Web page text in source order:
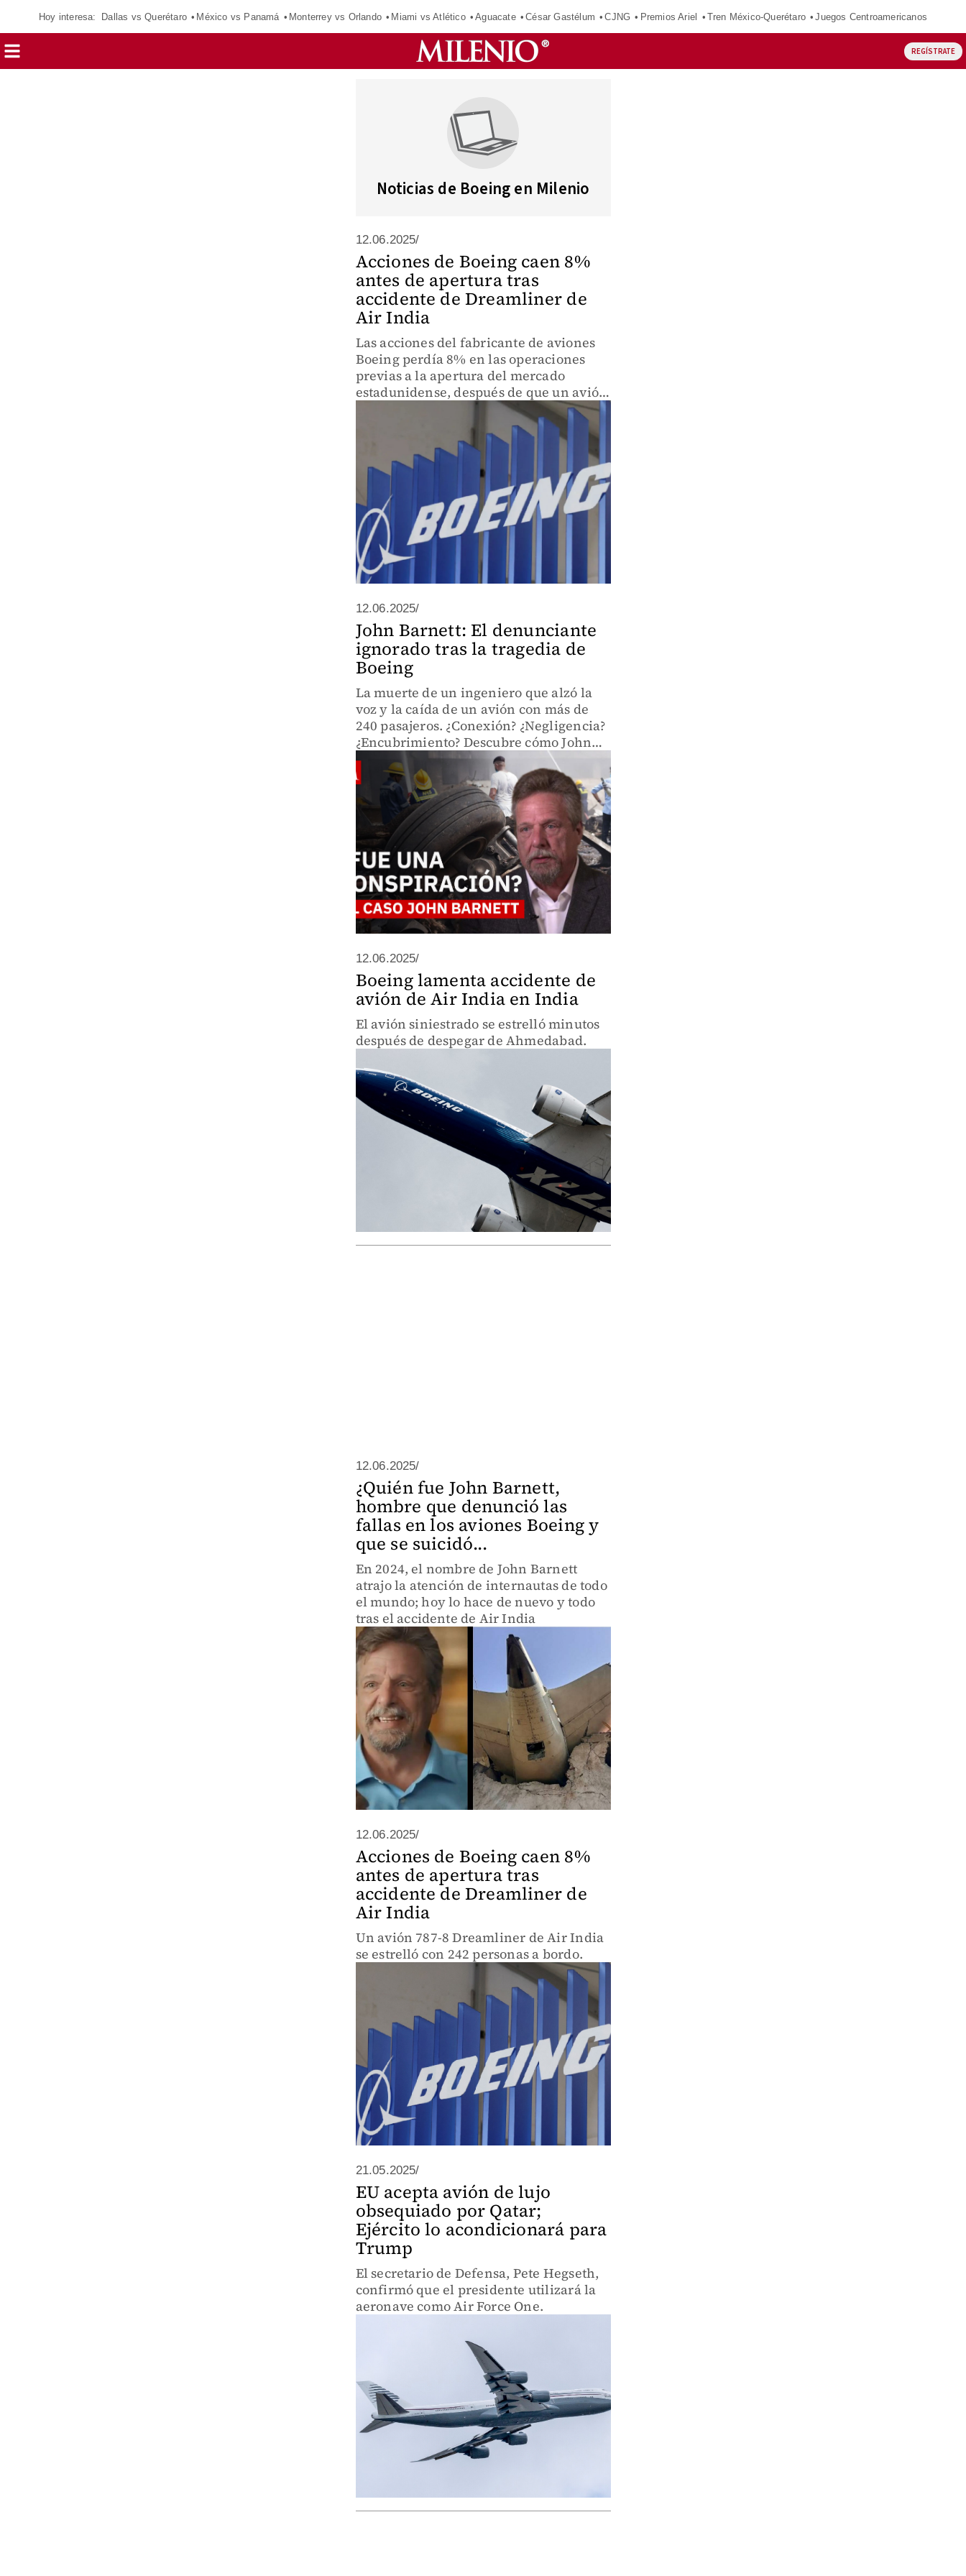
Hoy interesa: Dallas vs Querétaro México vs Panamá Monterrey vs Orlando Miami vs Atlético Aguacate César Gastélum CJNG Premios Ariel Tren México-Querétaro Juegos Centroamericanos
REGÍSTRATE
Noticias de Boeing en Milenio
12.06.2025/
Acciones de Boeing caen 8%
antes de apertura tras
accidente de Dreamliner de
Air India
Las acciones del fabricante de aviones
Boeing perdía 8% en las operaciones
previas a la apertura del mercado
estadunidense, después de que un avión
787-8 Dreamliner de Air India, minutos
después de despegar de la ciudad
occidental india de Ahmedabad.
12.06.2025/
John Barnett: El denunciante
ignorado tras la tragedia de
Boeing
La muerte de un ingeniero que alzó la
voz y la caída de un avión con más de
240 pasajeros. ¿Conexión? ¿Negligencia?
¿Encubrimiento? Descubre cómo John
Barnett podría haber prevenido una
tragedia que hoy estremece al mundo.
12.06.2025/
Boeing lamenta accidente de
avión de Air India en India
El avión siniestrado se estrelló minutos
después de despegar de Ahmedabad.
12.06.2025/
¿Quién fue John Barnett,
hombre que denunció las
fallas en los aviones Boeing y
que se suicidó...
En 2024, el nombre de John Barnett
atrajo la atención de internautas de todo
el mundo; hoy lo hace de nuevo y todo
tras el accidente de Air India
12.06.2025/
Acciones de Boeing caen 8%
antes de apertura tras
accidente de Dreamliner de
Air India
Un avión 787-8 Dreamliner de Air India
se estrelló con 242 personas a bordo.
21.05.2025/
EU acepta avión de lujo
obsequiado por Qatar;
Ejército lo acondicionará para
Trump
El secretario de Defensa, Pete Hegseth,
confirmó que el presidente utilizará la
aeronave como Air Force One.